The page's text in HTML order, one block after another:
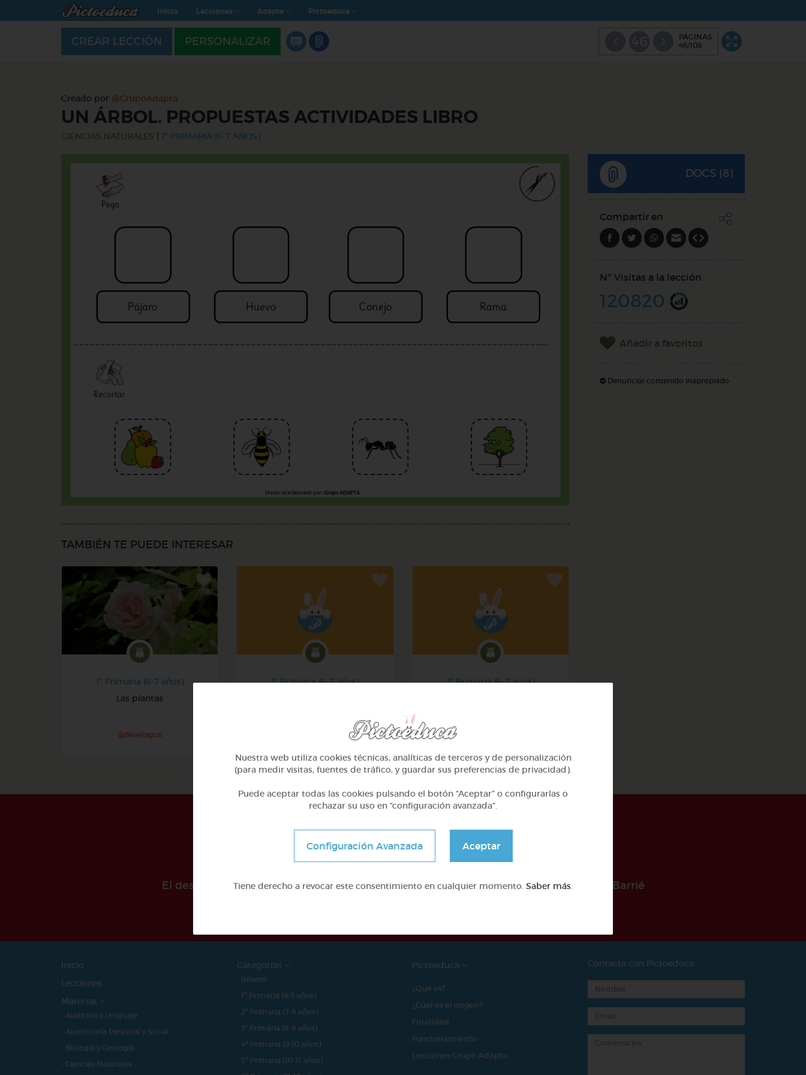
Inicio Lecciones Adapta Pictoeduca
CREAR LECCIÓN PERSONALIZAR
PÁGINAS
46/108
Creado por @GrupoAdapta
UN ÁRBOL. PROPUESTAS ACTIVIDADES LIBRO
CIENCIAS NATURALES 1º PRIMARIA (6-7 AÑOS)
TAMBIÉN TE PUEDE INTERESAR
1º Primaria (6-7 años)
Las plantas
@Noeliagus
1º Primaria (6-7 años)
1º Primaria (6-7 años)
DOCS (8)
Compartir en
Nº Visitas a la lección
120820
Añadir a favoritos
Denunciar contenido inapropiado
El desarollo de este proyecto ha sido posible gracias al mecenazgo de la Fundación Barrié
Inicio
Lecciones
Materias
- Audición y Lenguaje
- Autonomía Personal y Social
- Biología y Geología
- Ciencias Naturales
Categorías
- Infantil
- 1º Primaria (6-7 años)
- 2º Primaria (7-8 años)
- 3º Primaria (8-9 años)
- 4º Primaria (9-10 años)
- 5º Primaria (10-11 años)
Pictoeduca
¿Qué es?
¿Cúal es el origen?
Finalidad
Funcionamiento
Lecciones Grupo Adapta
Contacta con Pictoeduca
Nuestra web utiliza cookies técnicas, analíticas de terceros y de personalización
(para medir visitas, fuentes de tráfico, y guardar sus preferencias de privacidad).
Puede aceptar todas las cookies pulsando el botón “Aceptar” o configurarlas o
rechazar su uso en “configuración avanzada”.
Configuración Avanzada Aceptar
Tiene derecho a revocar este consentimiento en cualquier momento. Saber más.